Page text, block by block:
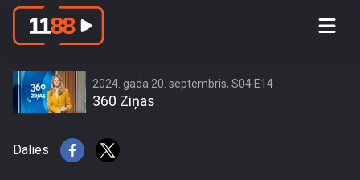
Nacionālajā mākslas muzejā atklāta
2024. gada 20. septembris, S04 E14
360 Ziņas
Dalies